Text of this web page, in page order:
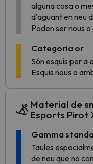
alguna cosa o
d'aguant en neu
Poden ser nous
Categoria or
Són esquís per a
Esquis nous o
Material de
Esports Pirot
Gamma
Taules
de neu que no